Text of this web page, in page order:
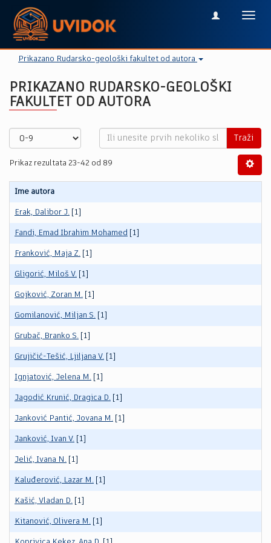
Prikazano Rudarsko-geološki fakultet od autora
PRIKAZANO RUDARSKO-GEOLOŠKI
FAKULTET OD AUTORA
Traži
Prikaz rezultata 23-42 od 89
Ime autora
Erak, Dalibor J. [1]
Fandi, Emad Ibrahim Mohamed [1]
Franković, Maja Z. [1]
Gligorić, Miloš V. [1]
Gojković, Zoran M. [1]
Gomilanović, Miljan S. [1]
Grubač, Branko S. [1]
Grujičić-Tešić, Ljiljana V. [1]
Ignjatović, Jelena M. [1]
Jagodić Krunić, Dragica D. [1]
Janković Pantić, Jovana M. [1]
Janković, Ivan V. [1]
Jelić, Ivana N. [1]
Kaluđerović, Lazar M. [1]
Kašić, Vladan D. [1]
Kitanović, Olivera M. [1]